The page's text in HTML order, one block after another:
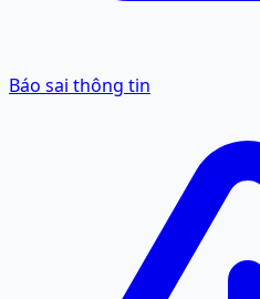
Báo sai thông tin